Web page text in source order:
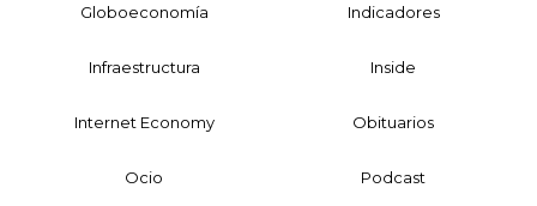
Globoeconomía Indicadores
Infraestructura Inside
Internet Economy Obituarios
Ocio Podcast